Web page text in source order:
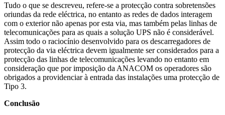
Tudo o que se descreveu, refere-se a protecção contra sobretensões
oriundas da rede eléctrica, no entanto as redes de dados interagem
com o exterior não apenas por esta via, mas também pelas linhas de
telecomunicações para as quais a solução UPS não é considerável.
Assim todo o raciocínio desenvolvido para os descarregadores de
protecção da via eléctrica devem igualmente ser considerados para a
protecção das linhas de telecomunicações levando no entanto em
consideração que por imposição da ANACOM os operadores são
obrigados a providenciar à entrada das instalações uma protecção de
Tipo 3.
Conclusão